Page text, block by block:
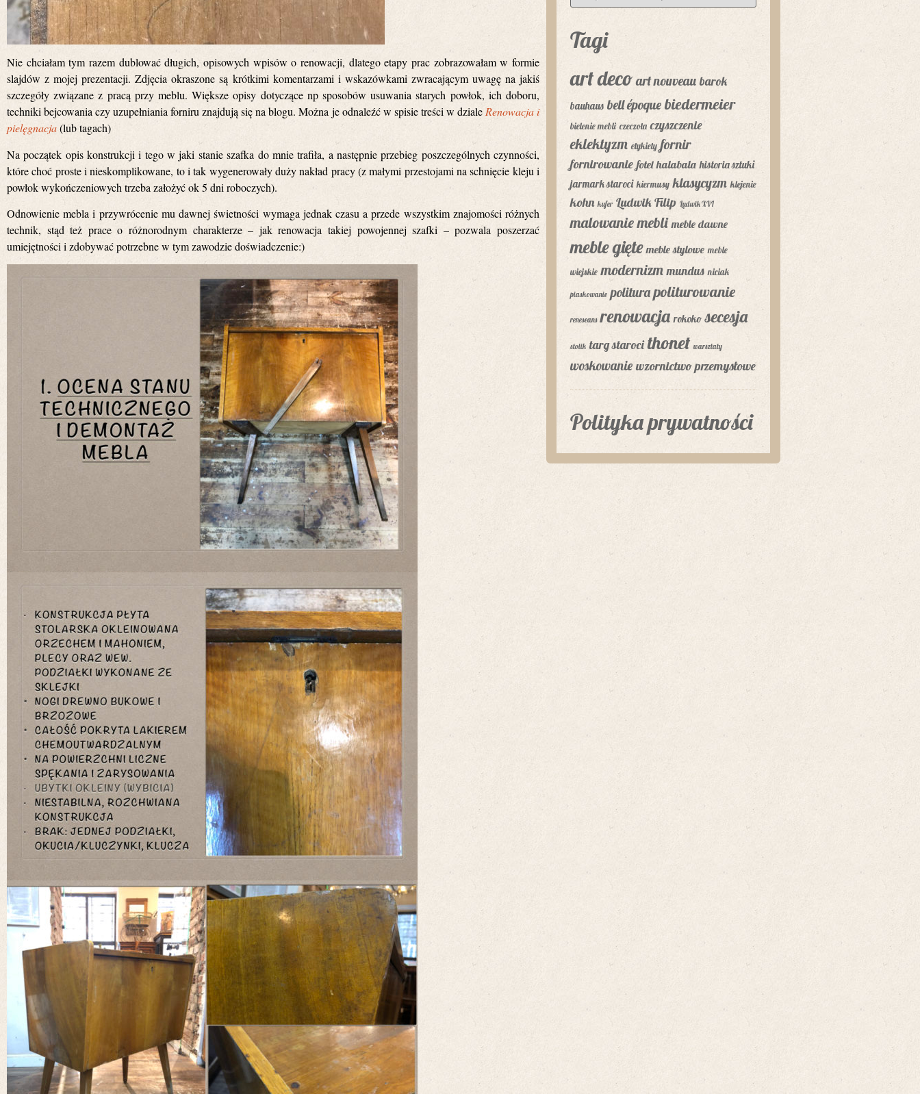
Nie chciałam tym razem dublować długich, opisowych wpisów o renowacji, dlatego etapy prac zobrazowałam w formie
slajdów z mojej prezentacji. Zdjęcia okraszone są krótkimi komentarzami i wskazówkami zwracającym uwagę na jakiś
szczegóły związane z pracą przy meblu. Większe opisy dotyczące np sposobów usuwania starych powłok, ich doboru,
techniki bejcowania czy uzupełniania forniru znajdują się na blogu. Można je odnaleźć w spisie treści w dzialeRenowacja i
pielęgnacja(lub tagach)
Na początek opis konstrukcji i tego w jaki stanie szafka do mnie trafiła, a następnie przebieg poszczególnych czynności,
które choć proste i nieskomplikowane, to i tak wygenerowały duży nakład pracy (z małymi przestojami na schnięcie kleju i
powłok wykończeniowych trzeba założyć ok 5 dni roboczych).
Odnowienie mebla i przywrócenie mu dawnej świetności wymaga jednak czasu a przede wszystkim znajomości różnych
technik, stąd też prace o różnorodnym charakterze – jak renowacja takiej powojennej szafki – pozwala poszerzać
umiejętności i zdobywać potrzebne w tym zawodzie doświadczenie:)
Tagi
art deco art nouveau barok
bauhaus bell époque biedermeier
bielenie mebli czeczota czyszczenie
eklektyzm etykiety fornir
fornirowanie fotel halabala historia sztuki
jarmark staroci kiermusy klasycyzm klejenie
kohn kufer Ludwik Filip Ludwik XVI
malowanie mebli meble dawne
meble gięte meble stylowe meble
wiejskie modernizm mundus niciak
piaskowanie politura politurowanie
reneseans renowacja rokoko secesja
stolik targ staroci thonet warsztaty
woskowanie wzornictwo przemysłowe
Polityka prywatności